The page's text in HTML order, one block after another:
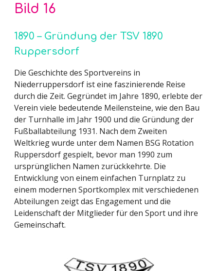
Bild 16
1890 – Gründung der TSV 1890
Ruppersdorf
Die Geschichte des Sportvereins in
Niederruppersdorf ist eine faszinierende Reise
durch die Zeit. Gegründet im Jahre 1890, erlebte der
Verein viele bedeutende Meilensteine, wie den Bau
der Turnhalle im Jahr 1900 und die Gründung der
Fußballabteilung 1931. Nach dem Zweiten
Weltkrieg wurde unter dem Namen BSG Rotation
Ruppersdorf gespielt, bevor man 1990 zum
ursprünglichen Namen zurückkehrte. Die
Entwicklung von einem einfachen Turnplatz zu
einem modernen Sportkomplex mit verschiedenen
Abteilungen zeigt das Engagement und die
Leidenschaft der Mitglieder für den Sport und ihre
Gemeinschaft.